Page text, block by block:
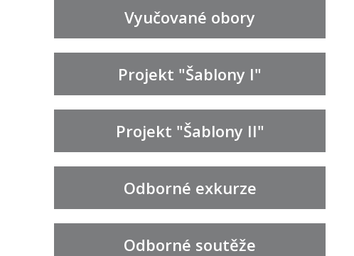
Vyučované obory
Projekt "Šablony I"
Projekt "Šablony II"
Odborné exkurze
Odborné soutěže